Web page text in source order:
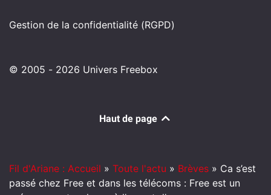
Gestion de la confidentialité (RGPD)
© 2005 - 2026 Univers Freebox
Haut de page
Fil d'Ariane : Accueil » Toute l'actu » Brèves » Ca s’est
passé chez Free et dans les télécoms : Free est un